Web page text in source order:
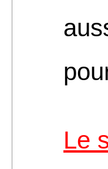
Le